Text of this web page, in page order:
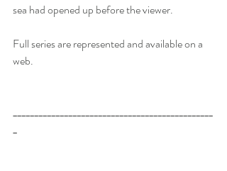
sea had opened up before the viewer.
Full series are represented and available on a
web.
_______________________________________________
_